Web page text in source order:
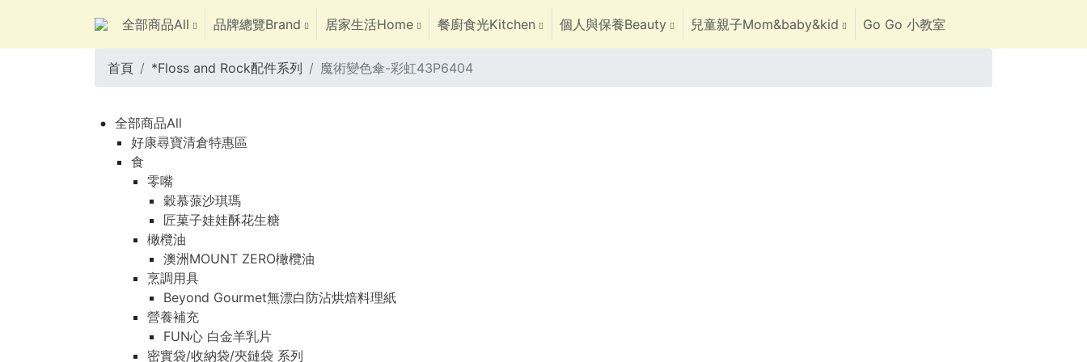
全部商品All 品牌總覽Brand 居家生活Home 餐廚食光Kitchen 個人與保養Beauty 兒童親子Mom&baby&kid Go Go 小教室
首頁 *Floss and Rock配件系列 魔術變色傘-彩虹43P6404
全部商品All
好康尋寶清倉特惠區
食
零嘴
穀慕蒎沙琪瑪
匠菓子娃娃酥花生糖
橄欖油
澳洲MOUNT ZERO橄欖油
烹調用具
Beyond Gourmet無漂白防沾烘焙料理紙
營養補充
FUN心 白金羊乳片
密實袋/收納袋/夾鏈袋 系列